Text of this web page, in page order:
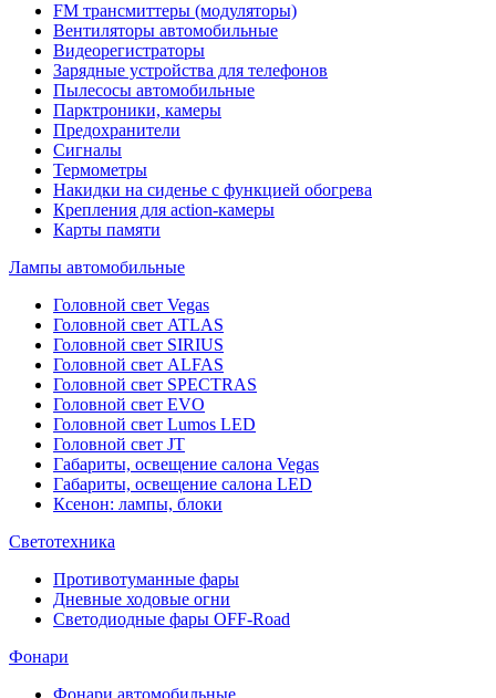
FM трансмиттеры (модуляторы)
Вентиляторы автомобильные
Видеорегистраторы
Зарядные устройства для телефонов
Пылесосы автомобильные
Парктроники, камеры
Предохранители
Сигналы
Термометры
Накидки на сиденье с функцией обогрева
Крепления для action-камеры
Карты памяти
Лампы автомобильные
Головной свет Vegas
Головной свет ATLAS
Головной свет SIRIUS
Головной свет ALFAS
Головной свет SPECTRAS
Головной свет EVO
Головной свет Lumos LED
Головной свет JT
Габариты, освещение салона Vegas
Габариты, освещение салона LED
Ксенон: лампы, блоки
Светотехника
Противотуманные фары
Дневные ходовые огни
Светодиодные фары OFF-Road
Фонари
Фонари автомобильные